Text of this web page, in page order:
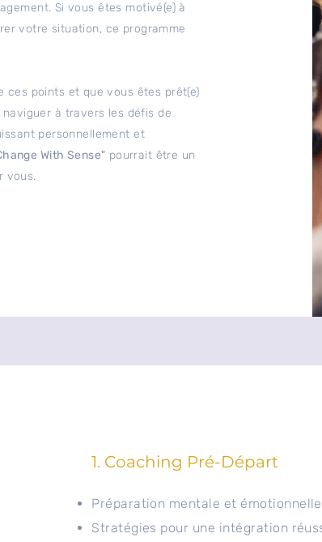
Si vous êtes motivé(e) à
votre situation, ce programme
ces points et que vous êtes prêt(e)
à travers les défis de
personnellement et
With Sense" pourrait être un
vous.
1. Coaching Pré-Départ
Préparation mentale et émotionnelle
Stratégies pour une intégration